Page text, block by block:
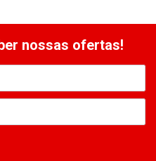
nossas ofertas!